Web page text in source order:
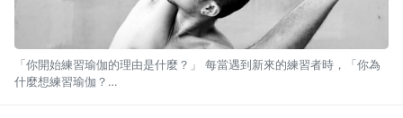
「你開始練習瑜伽的理由是什麼？」 每當遇到新來的練習者時，「你為
什麼想練習瑜伽？…